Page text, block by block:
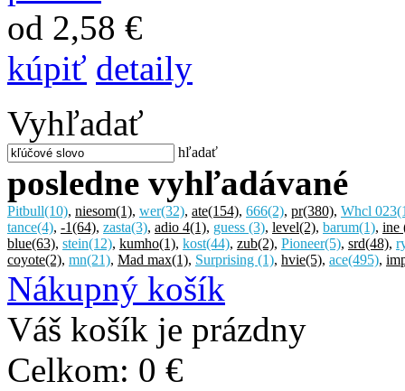
od 2,58 €
kúpiť detaily
Vyhľadať
hľadať
posledne vyhľadávané
Pitbull(10), niesom(1), wer(32), ate(154), 666(2), pr(380), Whcl 023
tance(4), -1(64), zasta(3), adio 4(1), guess (3), level(2), barum(1), ine
blue(63), stein(12), kumho(1), kost(44), zub(2), Pioneer(5), srd(48),
coyote(2), mn(21), Mad max(1), Surprising (1), hvie(5), ace(495),
Nákupný košík
Váš košík je prázdny
Celkom: 0 €